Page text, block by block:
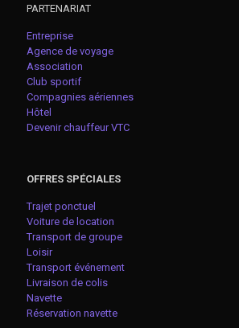
PARTENARIAT
Entreprise
Agence de voyage
Association
Club sportif
Compagnies aériennes
Hôtel
Devenir chauffeur VTC
OFFRES SPÉCIALES
Trajet ponctuel
Voiture de location
Transport de groupe
Loisir
Transport événement
Livraison de colis
Navette
Réservation navette